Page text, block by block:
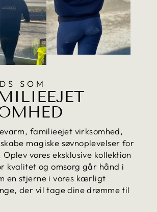
SOM
familieejet virksomhed,
magiske søvnoplevelser for
vores eksklusive kollektion
kvalitet og omsorg går hånd i
en stjerne i vores kærligt
der vil tage dine drømme til